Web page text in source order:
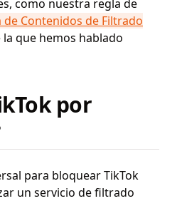
como nuestra regla de
de Contenidos de Filtrado
que hemos hablado
por
para bloquear TikTok
un servicio de filtrado